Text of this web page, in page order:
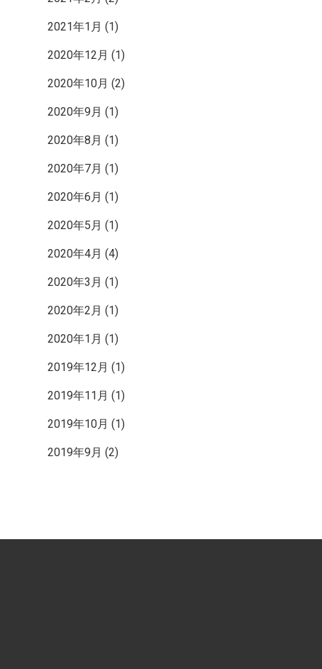
2021年1月 (1)
2020年12月 (1)
2020年10月 (2)
2020年9月 (1)
2020年8月 (1)
2020年7月 (1)
2020年6月 (1)
2020年5月 (1)
2020年4月 (4)
2020年3月 (1)
2020年2月 (1)
2020年1月 (1)
2019年12月 (1)
2019年11月 (1)
2019年10月 (1)
2019年9月 (2)